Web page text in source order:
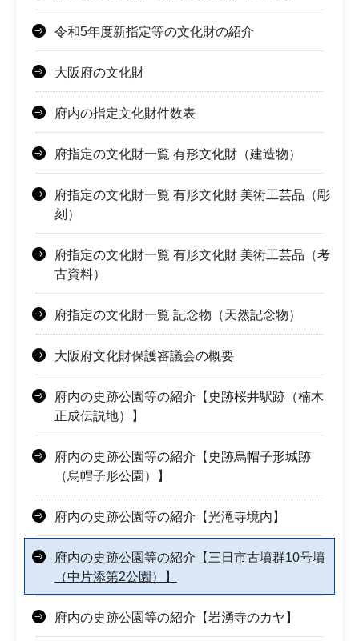
令和5年度新指定等の文化財の紹介
大阪府の文化財
府内の指定文化財件数表
府指定の文化財一覧 有形文化財（建造物）
府指定の文化財一覧 有形文化財 美術工芸品（彫
刻）
府指定の文化財一覧 有形文化財 美術工芸品（考
古資料）
府指定の文化財一覧 記念物（天然記念物）
大阪府文化財保護審議会の概要
府内の史跡公園等の紹介【史跡桜井駅跡（楠木
正成伝説地）】
府内の史跡公園等の紹介【史跡烏帽子形城跡
（烏帽子形公園）】
府内の史跡公園等の紹介【光滝寺境内】
府内の史跡公園等の紹介【三日市古墳群10号墳
（中片添第2公園）】
府内の史跡公園等の紹介【岩湧寺のカヤ】